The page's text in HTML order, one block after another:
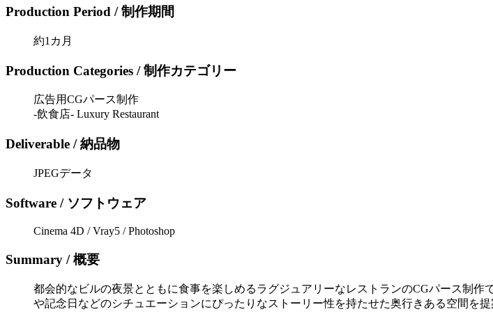
Production Period / 制作期間
約1カ月
Production Categories / 制作カテゴリー
広告用CGパース制作
-飲食店- Luxury Restaurant
Deliverable / 納品物
JPEGデータ
Software / ソフトウェア
Cinema 4D / Vray5 / Photoshop
Summary / 概要
都会的なビルの夜景とともに食事を楽しめるラグジュアリーなレストランのCGパース制
や記念日などのシチュエーションにぴったりなストーリー性を持たせた奥行きある空間を提